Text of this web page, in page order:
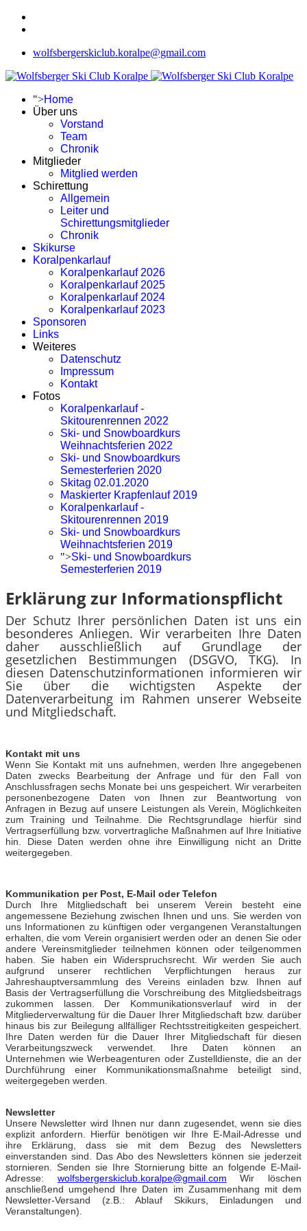
wolfsbergerskiclub.koralpe@gmail.com
">Home
Über uns
Vorstand
Team
Chronik
Mitglieder
Mitglied werden
Schirettung
Allgemein
Leiter und
Schirettungsmitglieder
Chronik
Skikurse
Koralpenkarlauf
Koralpenkarlauf 2026
Koralpenkarlauf 2025
Koralpenkarlauf 2024
Koralpenkarlauf 2023
Sponsoren
Links
Weiteres
Datenschutz
Impressum
Kontakt
Fotos
Koralpenkarlauf -
Skitourenrennen 2022
Ski- und Snowboardkurs
Weihnachtsferien 2022
Ski- und Snowboardkurs
Semesterferien 2020
Skitag 02.01.2020
Maskierter Krapfenlauf 2019
Koralpenkarlauf -
Skitourenrennen 2019
Ski- und Snowboardkurs
Weihnachtsferien 2019
">Ski- und Snowboardkurs
Semesterferien 2019
Erklärung zur Informationspflicht
Der Schutz Ihrer persönlichen Daten ist uns ein
besonderes Anliegen. Wir verarbeiten Ihre Daten
daher ausschließlich auf Grundlage der
gesetzlichen Bestimmungen (DSGVO, TKG). In
diesen Datenschutzinformationen informieren wir
Sie über die wichtigsten Aspekte der
Datenverarbeitung im Rahmen unserer Webseite
und Mitgliedschaft.
Kontakt mit uns
Wenn Sie Kontakt mit uns aufnehmen, werden Ihre angegebenen
Daten zwecks Bearbeitung der Anfrage und für den Fall von
Anschlussfragen sechs Monate bei uns gespeichert. Wir verarbeiten
personenbezogene Daten von Ihnen zur Beantwortung von
Anfragen in Bezug auf unsere Leistungen als Verein, Möglichkeiten
zum Training und Teilnahme. Die Rechtsgrundlage hierfür sind
Vertragserfüllung bzw. vorvertragliche Maßnahmen auf Ihre Initiative
hin. Diese Daten werden ohne ihre Einwilligung nicht an Dritte
weitergegeben.
Kommunikation per Post, E-Mail oder Telefon
Durch Ihre Mitgliedschaft bei unserem Verein besteht eine
angemessene Beziehung zwischen Ihnen und uns. Sie werden von
uns Informationen zu künftigen oder vergangenen Veranstaltungen
erhalten, die vom Verein organisiert werden oder an denen Sie oder
andere Vereinsmitglieder teilnehmen können oder teilgenommen
haben. Sie haben ein Widerspruchsrecht. Wir werden Sie auch
aufgrund unserer rechtlichen Verpflichtungen heraus zur
Jahreshauptversammlung des Vereins einladen bzw. Ihnen auf
Basis der Vertragserfüllung die Vorschreibung des Mitgliedsbeitrags
zukommen lassen. Der Kommunikationsverlauf wird in der
Mitgliederverwaltung für die Dauer Ihrer Mitgliedschaft bzw. darüber
hinaus bis zur Beilegung allfälliger Rechtsstreitigkeiten gespeichert.
Ihre Daten werden für die Dauer Ihrer Mitgliedschaft für diesen
Verarbeitungszweck verwendet. Ihre Daten können an
Unternehmen wie Werbeagenturen oder Zustelldienste, die an der
Durchführung einer Kommunikationsmaßnahme beteiligt sind,
weitergegeben werden.
Newsletter
Unsere Newsletter wird Ihnen nur dann zugesendet, wenn sie dies
explizit anfordern. Hierfür benötigen wir Ihre E-Mail-Adresse und
ihre Erklärung, dass sie mit dem Bezug des Newsletters
einverstanden sind. Das Abo des Newsletters können sie jederzeit
stornieren. Senden sie Ihre Stornierung bitte an folgende E-Mail-
Adresse: wolfsbergerskiclub.koralpe@gmail.com Wir löschen
anschließend umgehend Ihre Daten im Zusammenhang mit dem
Newsletter-Versand (z.B.: Ablauf Skikurs, Einladungen und
Veranstaltungen).